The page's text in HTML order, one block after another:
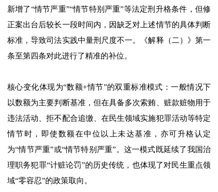
新增了“情节严重”“情节特别严重”等法定刑升格条件，但修
正案出台后较长一段时间内，因缺乏对上述情节的具体判断
标准，导致司法实践中量刑尺度不一。《解释（二）》第一
条至第四条对此进行了精准的补位。
核心变化体现为“数额+情节”的双重标准模式：一般情况下
以数额为主要判断基准，但在具备多次索贿、赃款赃物用于
违法活动、拒不配合追缴、在民生领域实施犯罪活动等特定
情节时，即使数额在中位以上未达基准，亦可升格认定
为“情节严重”或“情节特别严重”。这一模式既延续了我国治
理职务犯罪“计赃论罚”的历史传统，也体现了对民生重点领
域“零容忍”的政策取向。